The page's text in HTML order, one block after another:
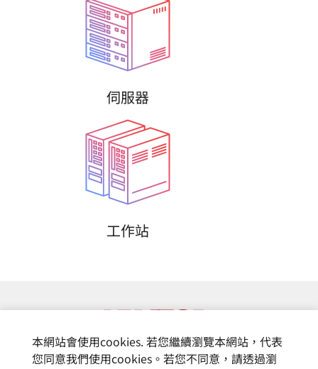
伺服器
工作站
本網站會使用cookies. 若您繼續瀏覽本網站，代表
您同意我們使用cookies。若您不同意，請透過瀏